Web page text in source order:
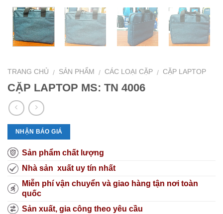
TRANG CHỦ / SẢN PHẨM / CÁC LOẠI CẶP / CẶP LAPTOP
CẶP LAPTOP MS: TN 4006
NHẬN BÁO GIÁ
Sản phẩm chất lượng
Nhà sản xuất uy tín nhất
Miễn phí vận chuyển và giao hàng tận nơi toàn
quốc
Sản xuất, gia công theo yêu cầu